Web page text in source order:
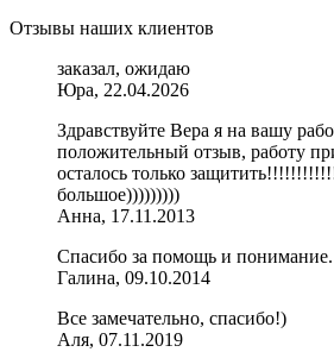
Отзывы наших клиентов
заказал, ожидаю
Юра, 22.04.2026
Здравствуйте Вера я на вашу
положительный отзыв, работу
осталось только
большое)))))))))
Анна, 17.11.2013
Спасибо за помощь и понимание.
Галина, 09.10.2014
Все замечательно, спасибо!)
Аля, 07.11.2019